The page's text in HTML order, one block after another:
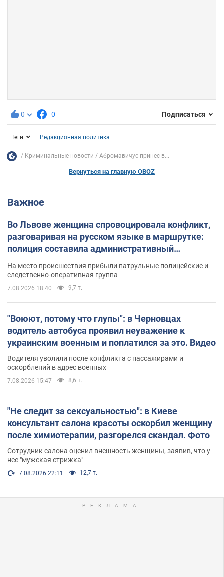
0 0 Подписаться
Теги Редакционная политика
Криминальные новости Абромавичус принес в...
Вернуться на главную OBOZ
Важное
Во Львове женщина спровоцировала конфликт,
разговаривая на русском языке в маршрутке:
полиция составила административный
На место происшествия прибыли патрульные полицейские и
следственно-оперативная группа
7.08.2026 18:40 9,7 т.
"Воюют, потому что глупы": в Черновцах
водитель автобуса проявил неуважение к
украинским военным и поплатился за это. Видео
Водителя уволили после конфликта с пассажирами и
оскорблений в адрес военных
7.08.2026 15:47 8,6 т.
"Не следит за сексуальностью": в Киеве
консультант салона красоты оскорбил женщину
после химиотерапии, разгорелся скандал. Фото
Сотрудник салона оценил внешность женщины, заявив, что у
нее "мужская стрижка"
7.08.2026 22:11 12,7 т.